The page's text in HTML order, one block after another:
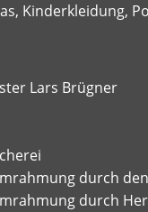
Kinderkleidung,
Lars Brügner
durch
durch